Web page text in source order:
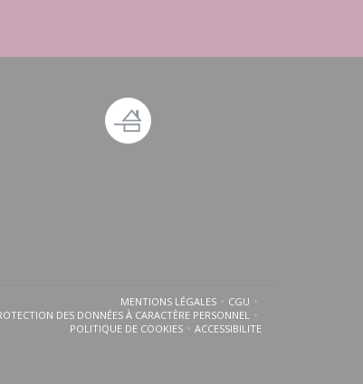
MENTIONS LÉGALES((OUVRE UNE NOUVELLE FENÊTRE))
CGU((OUVRE UNE NOUVELLE
DES DONNÉES À CARACTÈRE PERSONNEL
((OUVRE UNE NOUVELLE FENÊTRE))
POLITIQUE DE COOKIES((OUVRE UNE NOUVELLE FENÊTRE))
ACCESSIBILITE((OUVRE UNE NOUVELLE